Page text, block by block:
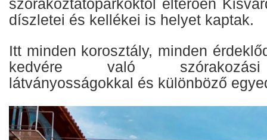
szórakoztatóparkoktól eltérően
díszletei és kellékei is helyet kaptak.
Itt minden korosztály, minden
kedvére való szórakozási
látványosságokkal és különböző